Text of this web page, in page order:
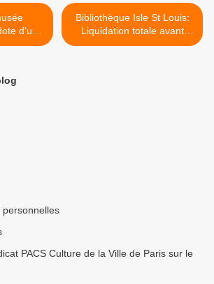
d'une
!
Bibliothèque Isle St Louis:
Liquidation totale avant
fermeture ! >
PACS Culture de la Ville de Paris sur le